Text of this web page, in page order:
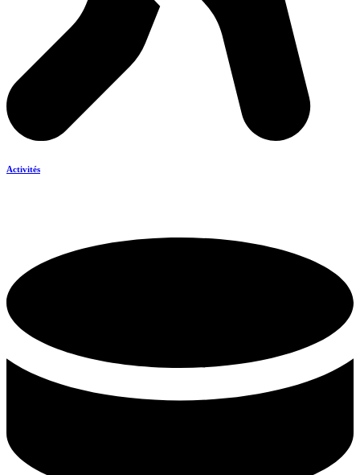
Activités